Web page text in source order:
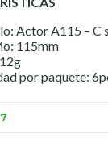
Actor A115 – C
115mm
por paquete: